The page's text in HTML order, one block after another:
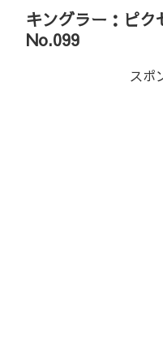
キングラー：ピク
No.099
スポ